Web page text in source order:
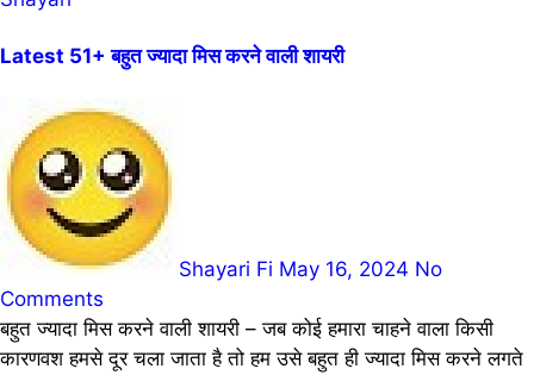
Latest 51+ बहुत ज्यादा मिस करने वाली शायरी
Shayari Fi May 16, 2024 No
Comments
बहुत ज्यादा मिस करने वाली शायरी – जब कोई हमारा चाहने वाला किसी
कारणवश हमसे दूर चला जाता है तो हम उसे बहुत ही ज्यादा मिस करने लगते